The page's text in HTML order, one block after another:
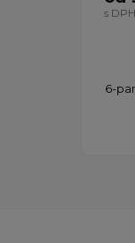
s DPH
6-